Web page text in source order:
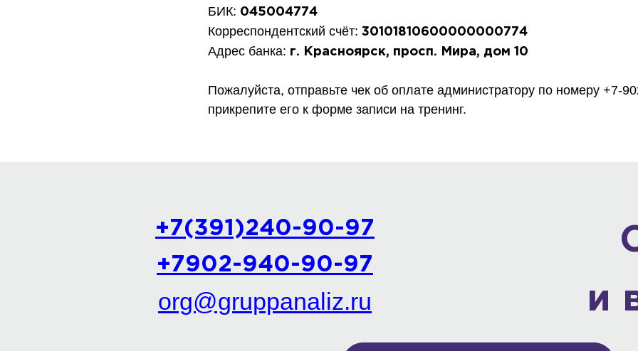
БИК: 045004774
Корреспондентский счёт: 30101810600000000774
Адрес банка: г. Красноярск, просп. Мира, дом 10
Пожалуйста, отправьте чек об оплате администратору по номеру +7-
прикрепите его к форме записи на тренинг.
+7(391)240-90-97
+7902-940-90-97
org@gruppanaliz.ru
и